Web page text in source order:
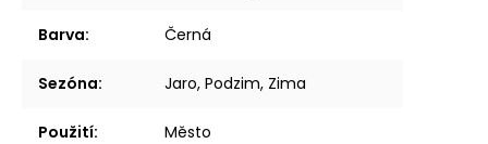
Barva: Černá
Sezóna: Jaro, Podzim, Zima
Použití: Město